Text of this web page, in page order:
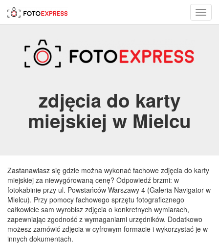
zdjęcia do karty
miejskiej w Mielcu
Zastanawiasz się gdzie można wykonać fachowe zdjęcia do karty
miejskiej za niewygórowaną cenę? Odpowiedź brzmi: w
fotokabinie przy ul. Powstańców Warszawy 4 (Galeria Navigator w
Mielcu). Przy pomocy fachowego sprzętu fotograficznego
całkowicie sam wyrobisz zdjęcia o konkretnych wymiarach,
zapewniając zgodność z wymaganiami urzędników. Dodatkowo
możesz zamówić zdjęcia w cyfrowym formacie i wykorzystać je w
innych dokumentach.